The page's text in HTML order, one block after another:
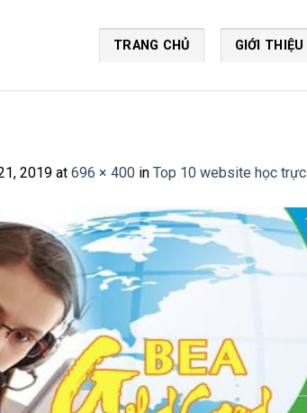
TRANG CHỦ GIỚI THIỆU
2019 at 696 × 400 in Top 10 website học